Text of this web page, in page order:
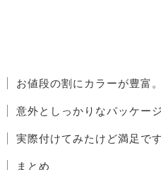
お値段の割にカラーが豊富
意外としっかりなパッケー
実際付けてみたけど満足で
まとめ